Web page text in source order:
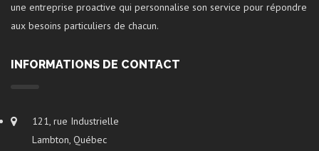
une entreprise proactive qui personnalise son service pour répondre
aux besoins particuliers de chacun.
INFORMATIONS DE CONTACT
121, rue Industrielle
Lambton, Québec